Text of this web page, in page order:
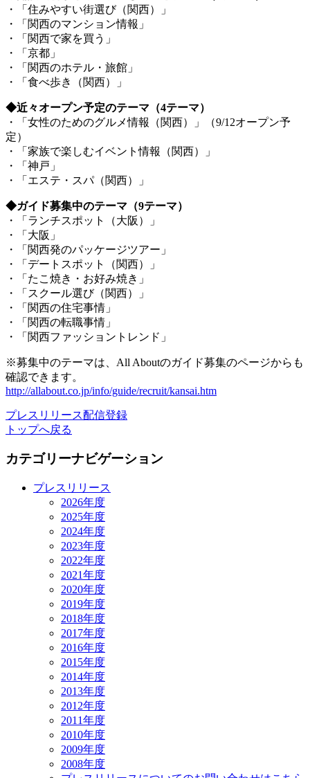
・「住みやすい街選び（関西）」
・「関西のマンション情報」
・「関西で家を買う」
・「京都」
・「関西のホテル・旅館」
・「食べ歩き（関西）」
◆近々オープン予定のテーマ（4テーマ）
・「女性のためのグルメ情報（関西）」（9/12オープン予
定）
・「家族で楽しむイベント情報（関西）」
・「神戸」
・「エステ・スパ（関西）」
◆ガイド募集中のテーマ（9テーマ）
・「ランチスポット（大阪）」
・「大阪」
・「関西発のパッケージツアー」
・「デートスポット（関西）」
・「たこ焼き・お好み焼き」
・「スクール選び（関西）」
・「関西の住宅事情」
・「関西の転職事情」
・「関西ファッショントレンド」
※募集中のテーマは、All Aboutのガイド募集のページからも
確認できます。
http://allabout.co.jp/info/guide/recruit/kansai.htm
プレスリリース配信登録
トップへ戻る
カテゴリーナビゲーション
プレスリリース
2026年度
2025年度
2024年度
2023年度
2022年度
2021年度
2020年度
2019年度
2018年度
2017年度
2016年度
2015年度
2014年度
2013年度
2012年度
2011年度
2010年度
2009年度
2008年度